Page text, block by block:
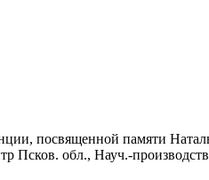
посвященной памяти
Псков. обл., Науч.-